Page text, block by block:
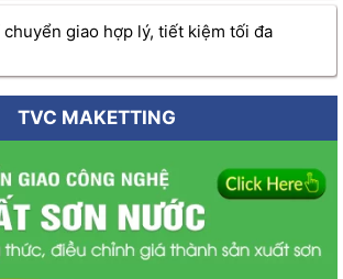
chuyển giao hợp lý, tiết kiệm tối đa
TVC MAKETTING